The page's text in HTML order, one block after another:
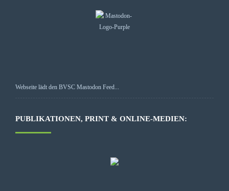
Webseite lädt den BVSC Mastodon Feed...
PUBLIKATIONEN, PRINT & ONLINE-MEDIEN: